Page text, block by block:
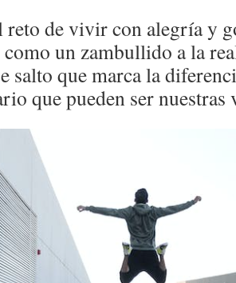
reto de vivir con alegría y
un zambullido a la
salto que marca la
que pueden ser nuestras